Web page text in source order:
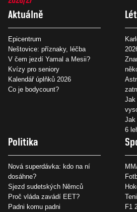
Aktuálně
Epicentrum
Neštovice: příznaky, léčba
V čem jezdí Yamal a Mesii?
Kvízy pro seniory
Kalendář úplňků 2026
Co je bodycount?
Jak
Jak
6
Politika
Nová superdávka: kdo na ní
dosáhne?
Sjezd sudetských Němců
Proč vláda zavádí EET?
Padni komu padni
F1